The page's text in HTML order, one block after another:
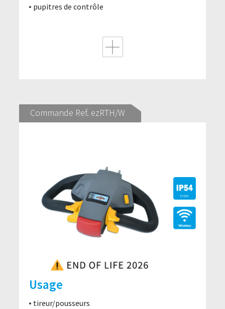
pupitres de contrôle
Commande Ref. ezRTH/W
Usage
tireur/pousseurs